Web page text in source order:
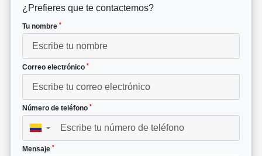
¿Prefieres que te contactemos?
Tu nombre *
Correo electrónico *
Número de teléfono *
▼
Mensaje *